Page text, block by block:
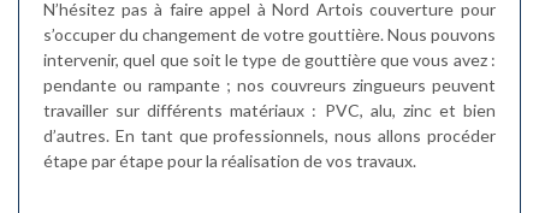
N’hésitez pas à faire appel à Nord Artois couverture pour
s’occuper du changement de votre gouttière. Nous pouvons
intervenir, quel que soit le type de gouttière que vous avez :
pendante ou rampante ; nos couvreurs zingueurs peuvent
travailler sur différents matériaux : PVC, alu, zinc et bien
d’autres. En tant que professionnels, nous allons procéder
étape par étape pour la réalisation de vos travaux.